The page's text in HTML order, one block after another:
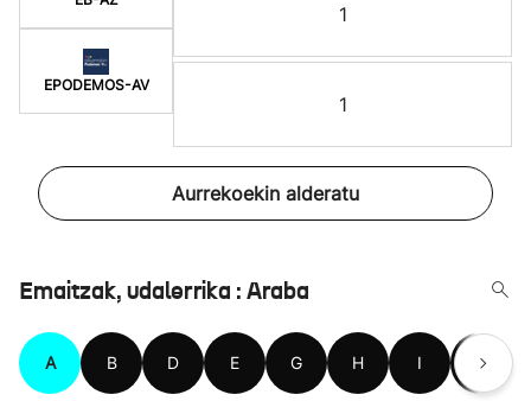
EPODEMOS-AV
1
1
Aurrekoekin alderatu
Emaitzak, udalerrika : Araba
A B D E G H I K